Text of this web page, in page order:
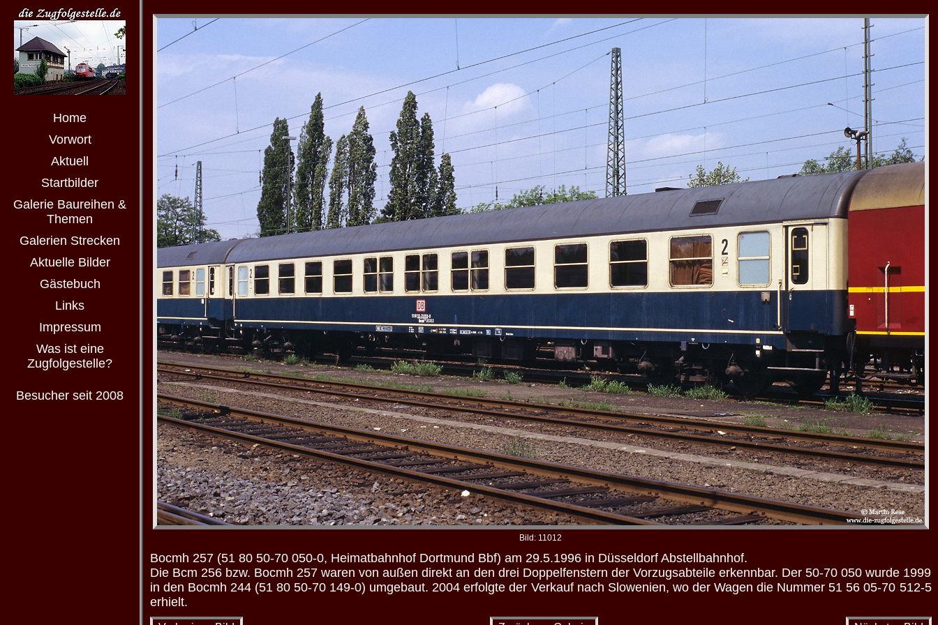
Home
Vorwort
Aktuell
Startbilder
Galerie Baureihen &
Themen
Galerien Strecken
Aktuelle Bilder
Gästebuch
Links
Impressum
Was ist eine
Zugfolgestelle?
Besucher seit 2008
Bild: 11012
Bocmh 257 (51 80 50-70 050-0, Heimatbahnhof Dortmund Bbf) am 29.5.1996 in Düsseldorf Abstellbahnhof.
Die Bcm 256 bzw. Bocmh 257 waren von außen direkt an den drei Doppelfenstern der Vorzugsabteile erkennbar. Der 50-70 050 wurde 1999
in den Bocmh 244 (51 80 50-70 149-0) umgebaut. 2004 erfolgte der Verkauf nach Slowenien, wo der Wagen die Nummer 51 56 05-70 512-5
erhielt.